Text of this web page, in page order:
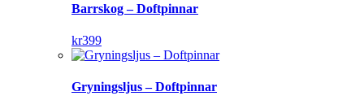
Barrskog – Doftpinnar
kr399
Gryningsljus – Doftpinnar